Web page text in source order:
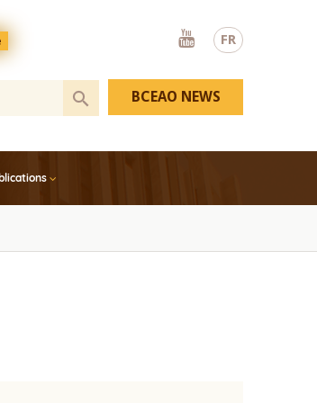
FR
Youtube
BCEAO NEWS